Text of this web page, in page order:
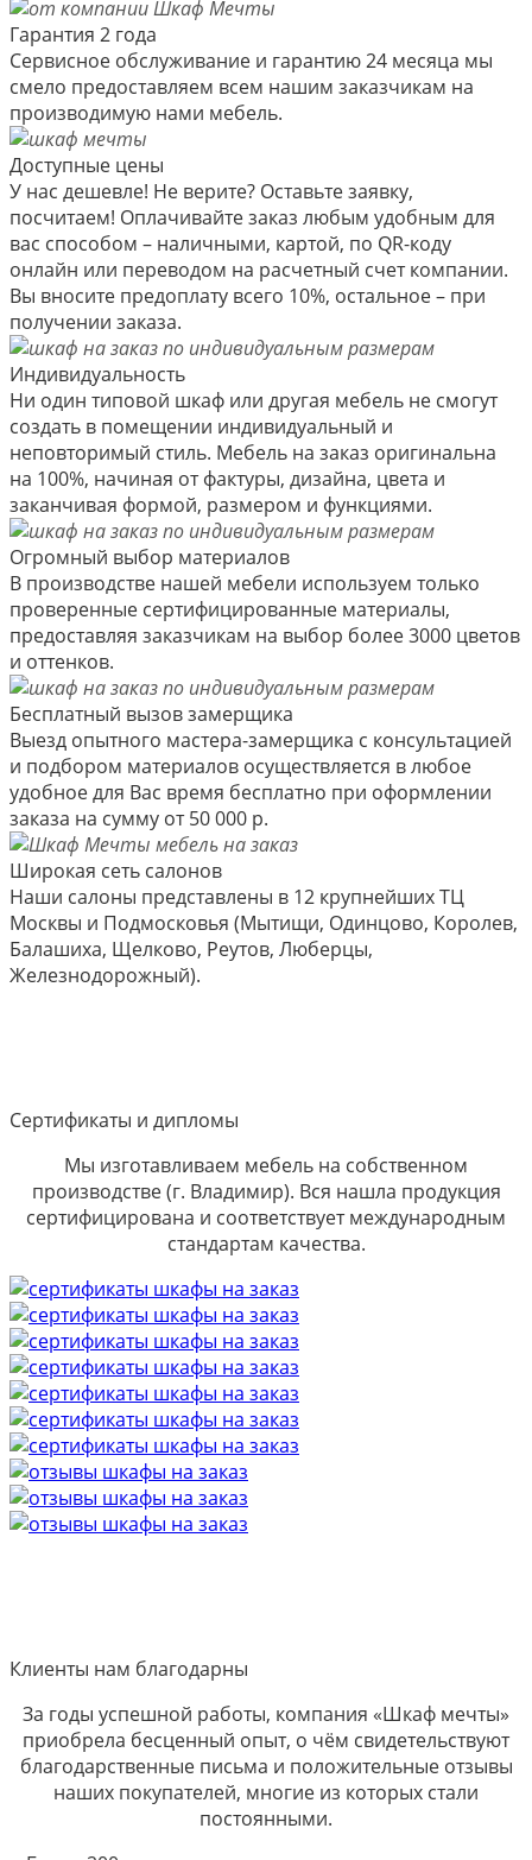
Гарантия 2 года
Сервисное обслуживание и гарантию 24 месяца мы
смело предоставляем всем нашим заказчикам на
производимую нами мебель.
Доступные цены
У нас дешевле! Не верите? Оставьте заявку,
посчитаем! Оплачивайте заказ любым удобным для
вас способом – наличными, картой, по QR-коду
онлайн или переводом на расчетный счет компании.
Вы вносите предоплату всего 10%, остальное – при
получении заказа.
Индивидуальность
Ни один типовой шкаф или другая мебель не смогут
создать в помещении индивидуальный и
неповторимый стиль. Мебель на заказ оригинальна
на 100%, начиная от фактуры, дизайна, цвета и
заканчивая формой, размером и функциями.
Огромный выбор материалов
В производстве нашей мебели используем только
проверенные сертифицированные материалы,
предоставляя заказчикам на выбор более 3000 цветов
и оттенков.
Бесплатный вызов замерщика
Выезд опытного мастера-замерщика с консультацией
и подбором материалов осуществляется в любое
удобное для Вас время бесплатно при оформлении
заказа на сумму от 50 000 р.
Широкая сеть салонов
Наши салоны представлены в 12 крупнейших ТЦ
Москвы и Подмосковья (Мытищи, Одинцово, Королев,
Балашиха, Щелково, Реутов, Люберцы,
Железнодорожный).
Сертификаты и дипломы
Мы изготавливаем мебель на собственном
производстве (г. Владимир). Вся нашла продукция
сертифицирована и соответствует международным
стандартам качества.
Клиенты нам благодарны
За годы успешной работы, компания «Шкаф мечты»
приобрела бесценный опыт, о чём свидетельствуют
благодарственные письма и положительные отзывы
наших покупателей, многие из которых стали
постоянными.